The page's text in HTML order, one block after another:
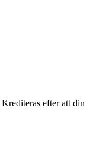
Krediteras efter att din